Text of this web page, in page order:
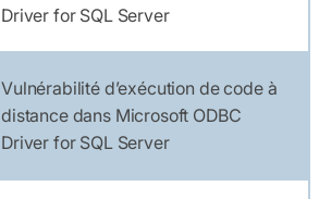
Driver for SQL Server
Vulnérabilité d’exécution de code à
distance dans Microsoft ODBC
Driver for SQL Server